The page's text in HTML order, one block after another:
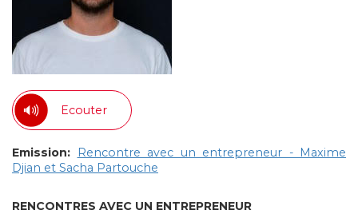
Ecouter
Emission:
Rencontre avec un entrepreneur - Maxime
Djian et Sacha Partouche
RENCONTRES AVEC UN ENTREPRENEUR